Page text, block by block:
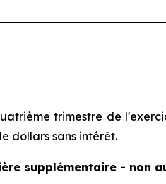
trimestre de
dollars sans intérêt.
supplémentaire - non